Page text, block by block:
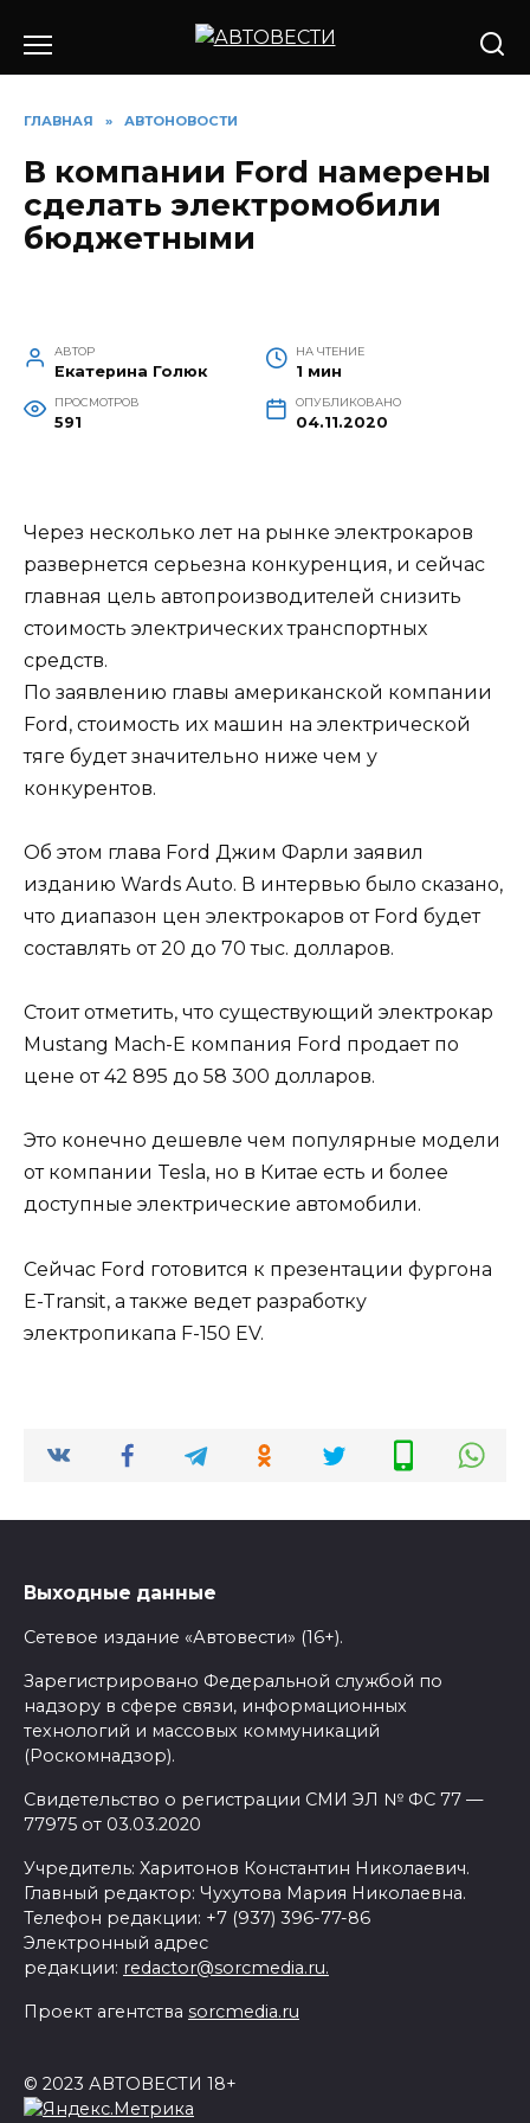
содержанию
ГЛАВНАЯ » АВТОНОВОСТИ
В компании Ford намерены
сделать электромобили
бюджетными
АВТОР
Екатерина Голюк
НА ЧТЕНИЕ
1 мин
ПРОСМОТРОВ
591
ОПУБЛИКОВАНО
04.11.2020
Через несколько лет на рынке электрокаров
развернется серьезна конкуренция, и сейчас
главная цель автопроизводителей снизить
стоимость электрических транспортных
средств.
По заявлению главы американской компании
Ford, стоимость их машин на электрической
тяге будет значительно ниже чем у
конкурентов.
Об этом глава Ford Джим Фарли заявил
изданию Wards Auto. В интервью было сказано,
что диапазон цен электрокаров от Ford будет
составлять от 20 до 70 тыс. долларов.
Стоит отметить, что существующий электрокар
Mustang Mach-E компания Ford продает по
цене от 42 895 до 58 300 долларов.
Это конечно дешевле чем популярные модели
от компании Tesla, но в Китае есть и более
доступные электрические автомобили.
Сейчас Ford готовится к презентации фургона
E-Transit, а также ведет разработку
электропикапа F-150 EV.
Выходные данные
Сетевое издание «Автовести» (16+).
Зарегистрировано Федеральной службой по
надзору в сфере связи, информационных
технологий и массовых коммуникаций
(Роскомнадзор).
Свидетельство о регистрации СМИ ЭЛ № ФС 77 —
77975 от 03.03.2020
Учредитель: Харитонов Константин Николаевич.
Главный редактор: Чухутова Мария Николаевна.
Телефон редакции: +7 (937) 396-77-86
Электронный адрес
редакции: redactor@sorcmedia.ru.
Проект агентства sorcmedia.ru
© 2023 АВТОВЕСТИ 18+